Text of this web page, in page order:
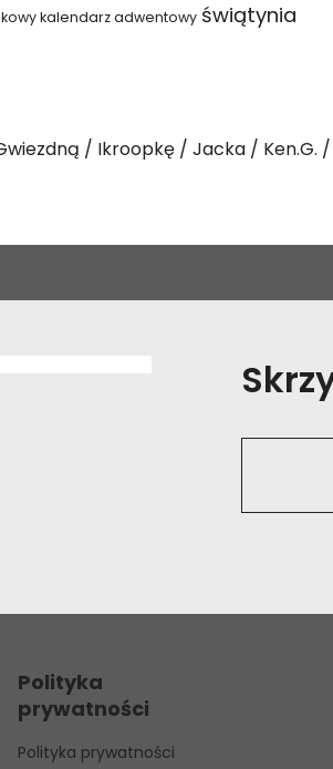
kalendarz adwentowy świątynia
Ikroopkę Jacka Ken.G.
Polityka
prywatności
Polityka prywatności